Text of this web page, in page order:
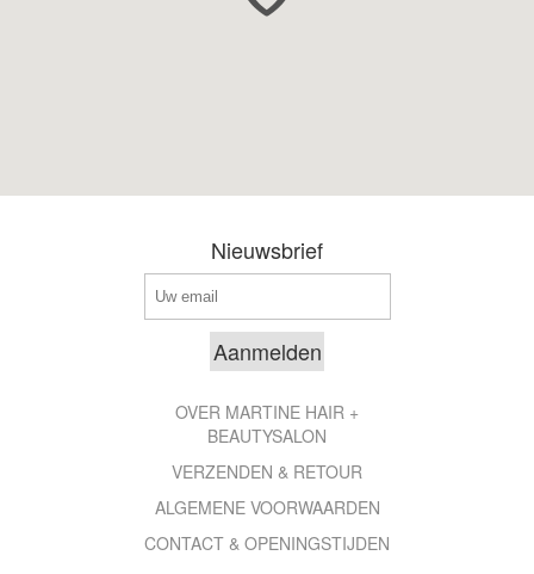
Nieuwsbrief
OVER MARTINE HAIR +
BEAUTYSALON
VERZENDEN & RETOUR
ALGEMENE VOORWAARDEN
CONTACT & OPENINGSTIJDEN